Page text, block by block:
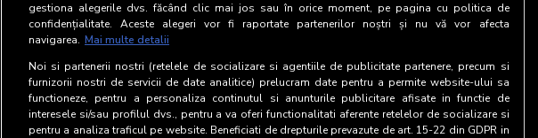
gestiona alegerile dvs. făcând clic mai jos sau în orice moment, pe pagina cu politica de
confidențialitate. Aceste alegeri vor fi raportate partenerilor noștri și nu vă vor afecta
navigarea. Mai multe detalii
Noi si partenerii nostri (retelele de socializare si agentiile de publicitate partenere, precum si
furnizorii nostri de servicii de date analitice) prelucram date pentru a permite website-ului sa
functioneze, pentru a personaliza continutul si anunturile publicitare afisate in functie de
interesele si/sau profilul dvs., pentru a va oferi functionalitati aferente retelelor de socializare si
pentru a analiza traficul pe website. Beneficiati de drepturile prevazute de art. 15-22 din GDPR in